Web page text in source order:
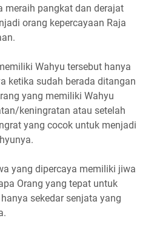
meraih pangkat dan derajat
orang kepercayaan Raja
Wahyu tersebut hanya
ketika sudah berada ditangan
yang memiliki Wahyu
keningratan atau setelah
yang cocok untuk menjadi
yang dipercaya memiliki jiwa
Orang yang tepat untuk
sekedar senjata yang